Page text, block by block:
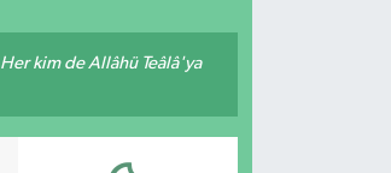
kim de Allâhü Teâlâ'ya